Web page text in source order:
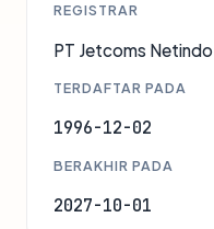
REGISTRAR
PT Jetcoms Netindo
TERDAFTAR PADA
1996-12-02
BERAKHIR PADA
2027-10-01